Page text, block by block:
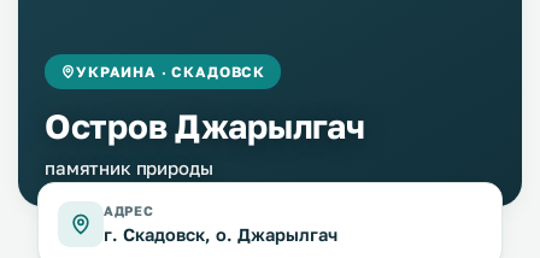
УКРАИНА · СКАДОВСК
Остров Джарылгач
памятник природы
АДРЕС
г. Скадовск, о. Джарылгач